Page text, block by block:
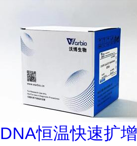
DNA恒温快速扩